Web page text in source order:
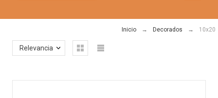
Inicio Decorados 10x20
Relevancia